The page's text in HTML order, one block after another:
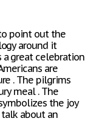
point out the
around it
great celebration
are
. The pilgrims
meal . The
the joy
talk about an